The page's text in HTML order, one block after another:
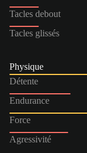
Tacles debout
Tacles glissés
Physique
Détente
Endurance
Force
Agressivité